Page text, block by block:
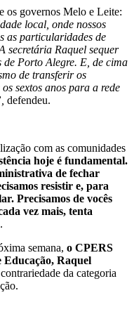
os governos Melo e Leite:
local, onde nossos
as particularidades de
secretária Raquel sequer
de Porto Alegre. E, de cima
de transferir os
sextos anos para a rede
defendeu.
com as comunidades
hoje é fundamental.
de fechar
resistir e, para
Precisamos de vocês
vez mais, tenta
semana, o CPERS
Educação, Raquel
da categoria